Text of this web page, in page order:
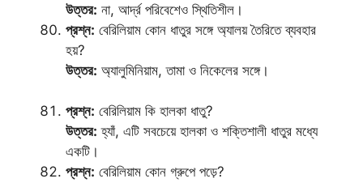
উত্তর: না, আর্দ্র পরিবেশেও স্থিতিশীল।
প্রশ্ন: বেরিলিয়াম কোন ধাতুর সঙ্গে অ্যালয় তৈরিতে ব্যবহার
হয়?
উত্তর: অ্যালুমিনিয়াম, তামা ও নিকেলের সঙ্গে।
প্রশ্ন: বেরিলিয়াম কি হালকা ধাতু?
উত্তর: হ্যাঁ, এটি সবচেয়ে হালকা ও শক্তিশালী ধাতুর মধ্যে
একটি।
প্রশ্ন: বেরিলিয়াম কোন গ্রুপে পড়ে?